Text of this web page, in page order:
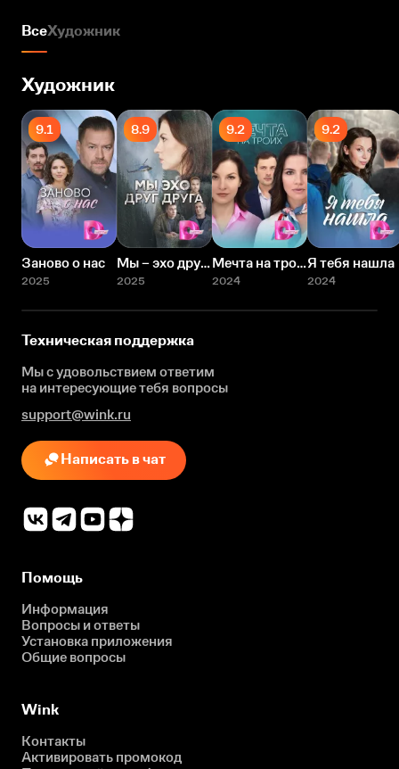
ВсеХудожник
Художник
9.1
Заново о нас
2025
8.9
Мы – эхо друг друга
2025
9.2
Мечта на троих
2024
9.2
Я тебя нашла
2024
Техническая поддержка
Мы с удовольствием ответим
на интересующиетебя вопросы
support@wink.ru
Написать в чат
Помощь
Информация
Вопросы и ответы
Установка приложения
Общие вопросы
Wink
Контакты
Активировать промокод